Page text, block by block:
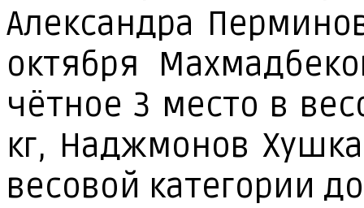
Алек­сан­дра
ок­тяб­ря
чёт­ное 3 мес­то в
кг, Над­ж­мо­нов
ве­со­вой ка­те­го­рии